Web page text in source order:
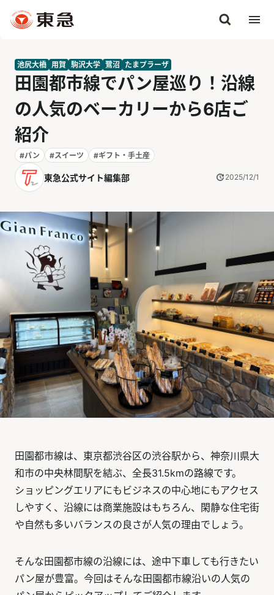
池尻大橋 用賀 駒沢大学 鷺沼 たまプラーザ
田園都市線でパン屋巡り！沿線
の人気のベーカリーから6店ご
紹介
#パン #スイーツ #ギフト・手土産
東急公式サイト編集部 2025/12/1
田園都市線は、東京都渋谷区の渋谷駅から、神奈川県大
和市の中央林間駅を結ぶ、全長31.5kmの路線です。
ショッピングエリアにもビジネスの中心地にもアクセス
しやすく、沿線には商業施設はもちろん、閑静な住宅街
や自然も多いバランスの良さが人気の理由でしょう。
そんな田園都市線の沿線には、途中下車しても行きたい
パン屋が豊富。今回はそんな田園都市線沿いの人気の